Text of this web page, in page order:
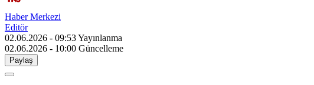
Haber Merkezi
Editör
02.06.2026 - 09:53Yayınlanma
02.06.2026 - 10:00 Güncelleme
Paylaş